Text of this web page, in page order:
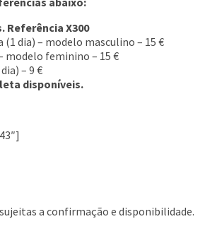
Referência X300
dia) – modelo masculino – 15 €
modelo feminino – 15 €
– 9 €
disponíveis.
a confirmação e disponibilidade.